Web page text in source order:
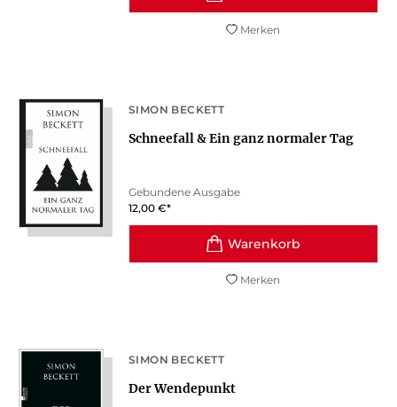
Merken
SIMON BECKETT
Schneefall & Ein ganz normaler Tag
Gebundene Ausgabe
12,00 €*
Merken
SIMON BECKETT
Der Wendepunkt